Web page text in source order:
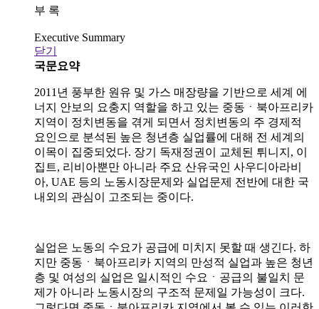
부 록
Executive Summary
닫기
국문요약
2011년 풍부한 원유 및 가스 매장량을 기반으로 세계 에
너지 안보의 요충지 역할을 하고 있는 중동ㆍ북아프리카
지역이 정치변동을 겪게 되면서 정치변동의 주 경제적
요인으로 분석된 높은 청년층 실업률에 대해 전 세계의
이목이 집중되었다. 장기 독재정권이 교체된 튀니지, 이
집트, 리비아뿐만 아니라 주요 산유국인 사우디아라비
아, UAE 등의 노동시장문제와 실업문제 전반에 대한 국
내외의 관심이 고조되는 중이다.
실업은 노동의 수요가 공급에 미치지 못할 때 생긴다. 하
지만 중동ㆍ북아프리카 지역의 만성적 실업과 높은 청년
층 및 여성의 실업은 일시적인 수요ㆍ공급의 불일치 문
제가 아니라 노동시장의 구조적 문제일 가능성이 크다.